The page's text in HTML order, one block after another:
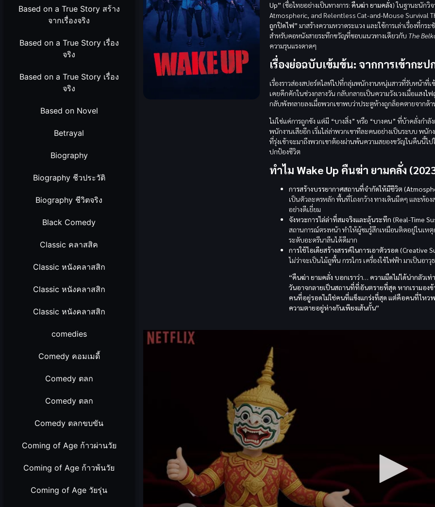
Based on a True Story สร้าง
จากเรื่องจริง
Based on a True Story เรื่อง
จริง
Based on a True Story เรื่อง
จริง
Based on Novel
Betrayal
Biography
Biography ชีวประวัติ
Biography ชีวิตจริง
Black Comedy
Classic คลาสสิค
Classic หนังคลาสสิก
Classic หนังคลาสสิก
Classic หนังคลาสสิก
comedies
Comedy คอมเมดี้
Comedy ตลก
Comedy ตลก
Comedy ตลกขบขัน
Coming of Age ก้าวผ่านวัย
Coming of Age ก้าวพ้นวัย
Coming of Age วัยรุ่น
Up” (ชื่อไทยอย่างเป็นทางการ: คืนฆ่า ยามคลั่ง) ในฐานะนักวิ
Atmospheric, and Relentless Cat-and-Mouse Survival
ถูกปิดไฟ” มาสร้างความหวาดระแวง และใช้การเล่าเรื่องที่ก
สำหรับคอหนังสายระทึกขวัญที่ชอบแนวทางเดียวกับ The
ความรุนแรงดาดๆ
เรื่องย่อฉบับเข้มข้น: จากการเข้าก
เรื่องราวส่องสปอร์ตไลท์ไปที่กลุ่มพนักงานหนุ่มสาวที่รับหน้าที่
เคยคึกคักในช่วงกลางวัน กลับกลายเป็นความวังเวงเมื่อแสง
กลับพังทลายลงเมื่อพวกเขาพบว่าประตูห้างถูกล็อคตายจาก
ไม่ใช่แค่การถูกขัง แต่มี “บางสิ่ง” หรือ “บางคน” ที่บ้าคลั่งกำ
พนักงานเสียอีก เริ่มไล่ล่าพวกเขาทีละคนอย่างเป็นระบบ พ
ที่รุ่งเช้าจะมาถึงพวกเขาต้องผ่านพ้นความสยองขวัญในคืนนี้ไ
ปกป้องชีวิต
ทำไม Wake Up คืนฆ่า ยามคลั่ง
การสร้างบรรยากาศสถานที่จำกัดให้มีชีวิต
เป็นตัวละครหลัก พื้นที่โถงกว้าง ทางเดินมืดๆ และห้อง
อย่างดีเยี่ยม
จังหวะการไล่ล่าที่สมจริงและลุ้นระทึก (Real-Time
สถานการณ์ตรงหน้า ทำให้ผู้ชมรู้สึกเหมือนติดอยู่ในเหตุ
ระดับอะดรีนาลีนได้ดีมาก
การใช้ไอเดียสร้างสรรค์ในการเอาตัวรอด (Creative
ไม่ว่าจะเป็นไม้ถูพื้น กรรไกร เครื่องใช้ไฟฟ้า มาเป็นอ
“คืนฆ่า ยามคลั่ง บอกเราว่า… ความมืดไม่ได้น่ากลัว
วันอาจกลายเป็นสถานที่ที่อันตรายที่สุด หากเรามอง
คนที่อยู่รอดไม่ใช่คนที่แข็งแกร่งที่สุด แต่คือคนที่ไหวพ
ความตายอยู่ห่างกันเพียงเส้นกั้น”